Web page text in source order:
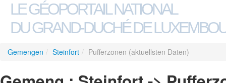
LE GÉOPORTAIL NATIONAL
DU GRAND-DUCHÉ DE
Gemengen / Steinfort / Pufferzonen (aktuellsten Daten)